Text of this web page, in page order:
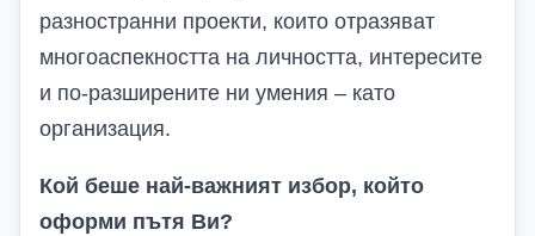
разностранни проекти, които отразяват
многоаспекността на личността, интересите
и по-разширените ни умения – като
организация.
Кой беше най-важният избор, който
оформи пътя Ви?